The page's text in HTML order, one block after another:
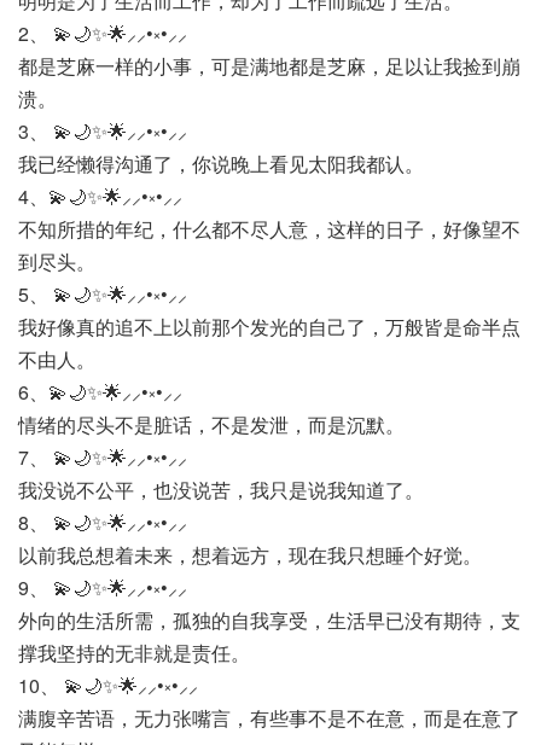
2、 💫🌙✨🌟⸝⸝•༝•⸝⸝
都是芝麻一样的小事，可是满地都是芝麻，足以让我捡到崩
溃。
3、 💫🌙✨🌟⸝⸝•༝•⸝⸝
我已经懒得沟通了，你说晚上看见太阳我都认。
4、💫🌙✨🌟⸝⸝•༝•⸝⸝
不知所措的年纪，什么都不尽人意，这样的日子，好像望不
到尽头。
5、 💫🌙✨🌟⸝⸝•༝•⸝⸝
我好像真的追不上以前那个发光的自己了，万般皆是命半点
不由人。
6、💫🌙✨🌟⸝⸝•༝•⸝⸝
情绪的尽头不是脏话，不是发泄，而是沉默。
7、 💫🌙✨🌟⸝⸝•༝•⸝⸝
我没说不公平，也没说苦，我只是说我知道了。
8、 💫🌙✨🌟⸝⸝•༝•⸝⸝
以前我总想着未来，想着远方，现在我只想睡个好觉。
9、 💫🌙✨🌟⸝⸝•༝•⸝⸝
外向的生活所需，孤独的自我享受，生活早已没有期待，支
撑我坚持的无非就是责任。
10、 💫🌙✨🌟⸝⸝•༝•⸝⸝
满腹辛苦语，无力张嘴言，有些事不是不在意，而是在意了